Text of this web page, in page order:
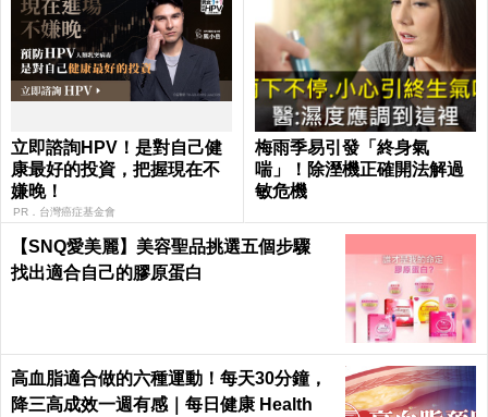
立即諮詢HPV！是對自己健
康最好的投資，把握現在不
嫌晚！
PR．台灣癌症基金會
梅雨季易引發「終身氣
喘」！除溼機正確開法解過
敏危機
【SNQ愛美麗】美容聖品挑選五個步驟
找出適合自己的膠原蛋白
高血脂適合做的六種運動！每天30分鐘，
降三高成效一週有感｜每日健康 Health